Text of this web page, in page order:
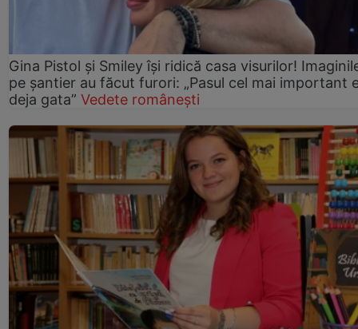
Gina Pistol și Smiley își ridică casa visurilor!
pe șantier au făcut furori: „Pasul cel mai important
deja gata” Vedete românești